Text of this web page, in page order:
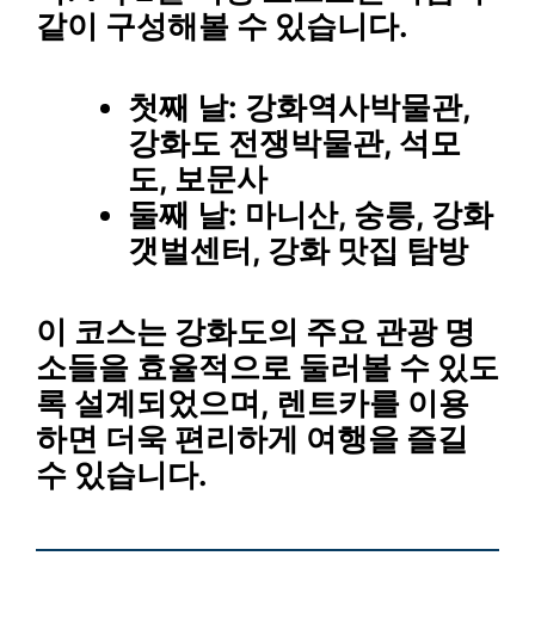
같이 구성해볼 수 있습니다.
첫째 날: 강화역사박물관,
강화도 전쟁박물관, 석모
도, 보문사
둘째 날: 마니산, 숭릉, 강화
갯벌센터, 강화 맛집 탐방
이 코스는 강화도의 주요 관광 명
소들을 효율적으로 둘러볼 수 있도
록 설계되었으며, 렌트카를 이용
하면 더욱 편리하게 여행을 즐길
수 있습니다.